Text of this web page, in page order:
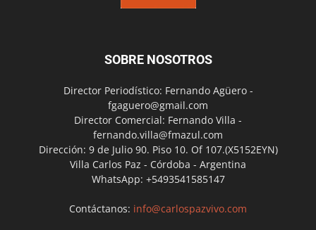
SOBRE NOSOTROS
Director Periodístico: Fernando Agüero -
fgaguero@gmail.com
Director Comercial: Fernando Villa -
fernando.villa@fmazul.com
Dirección: 9 de Julio 90. Piso 10. Of 107.(X5152EYN)
Villa Carlos Paz - Córdoba - Argentina
WhatsApp: +5493541585147
Contáctanos: info@carlospazvivo.com